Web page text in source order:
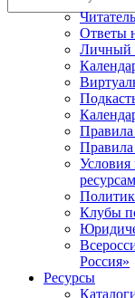
Ответы
Личный
Правила
Правила
Условия
Клубы
Россия»
Ресурсы